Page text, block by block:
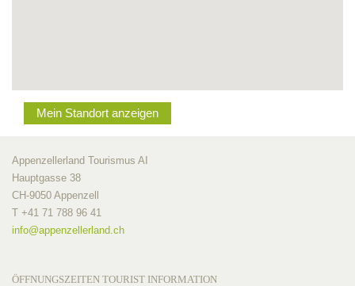
Mein Standort anzeigen
Appenzellerland Tourismus AI
Hauptgasse 38
CH-9050 Appenzell
T +41 71 788 96 41
info@appenzellerland.ch
ÖFFNUNGSZEITEN TOURIST INFORMATION